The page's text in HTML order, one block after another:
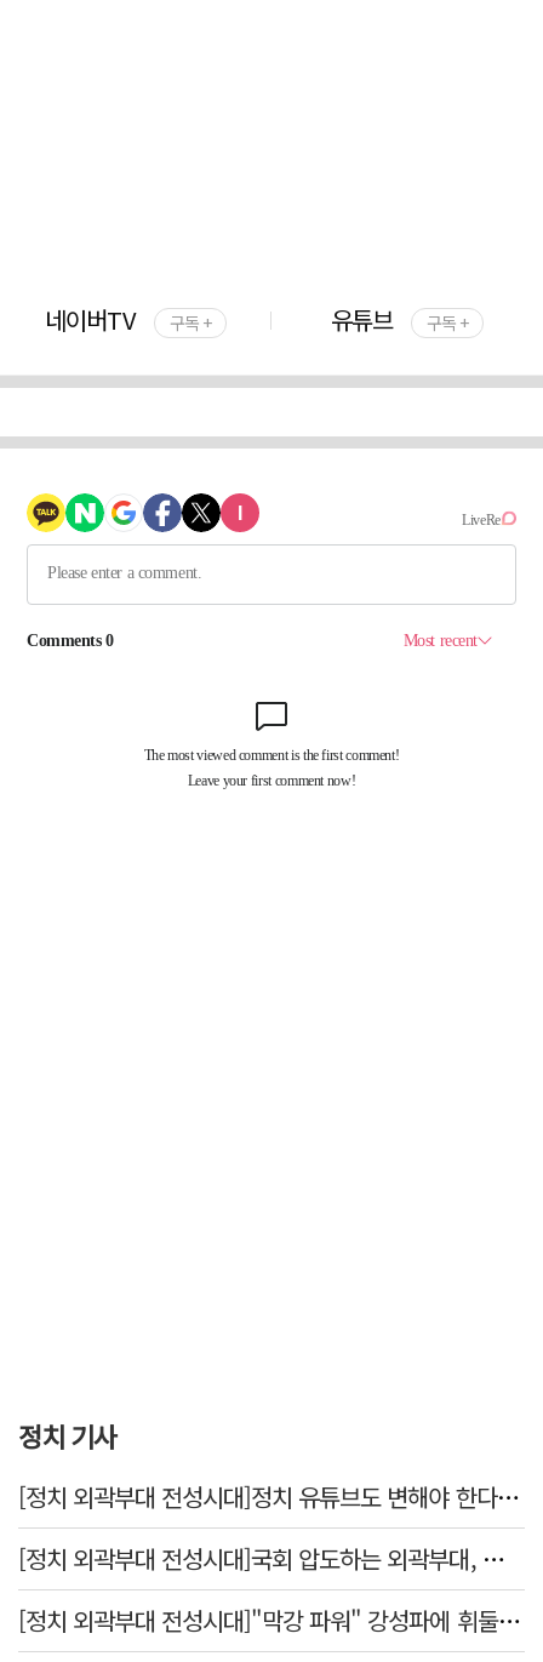
네이버TV 구독 + 유튜브 구독 +
정치 기사
[정치 외곽부대 전성시대]정치 유튜브도 변해야 한다 "화합과 존중"
[정치 외곽부대 전성시대]국회 압도하는 외곽부대, 목소리 왜 커지나?
[정치 외곽부대 전성시대]"막강 파워" 강성파에 휘둘리는 여야 …"이슈 메이킹" 커지는 변방의 북소리